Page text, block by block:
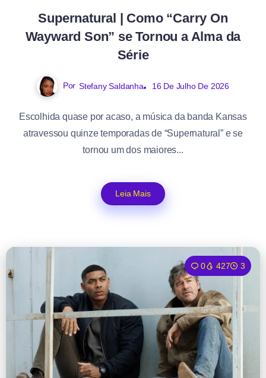
Supernatural | Como “Carry On
Wayward Son” se Tornou a Alma da
Série
Por Stefany Saldanha 16 De Julho De 2026
Escolhida quase por acaso, a música da banda Kansas
atravessou quinze temporadas de “Supernatural” e se
tornou um dos maiores...
Leia Mais
0 427 3